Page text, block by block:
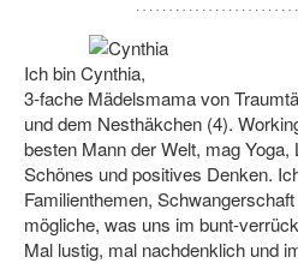
Ich bin Cynthia,
3-fache Mädelsmama von
und dem Nesthäkchen (4).
besten Mann der Welt, mag
Schönes und positives Denken.
Familienthemen,
mögliche, was uns im bunt-
Mal lustig, mal nachdenklich und